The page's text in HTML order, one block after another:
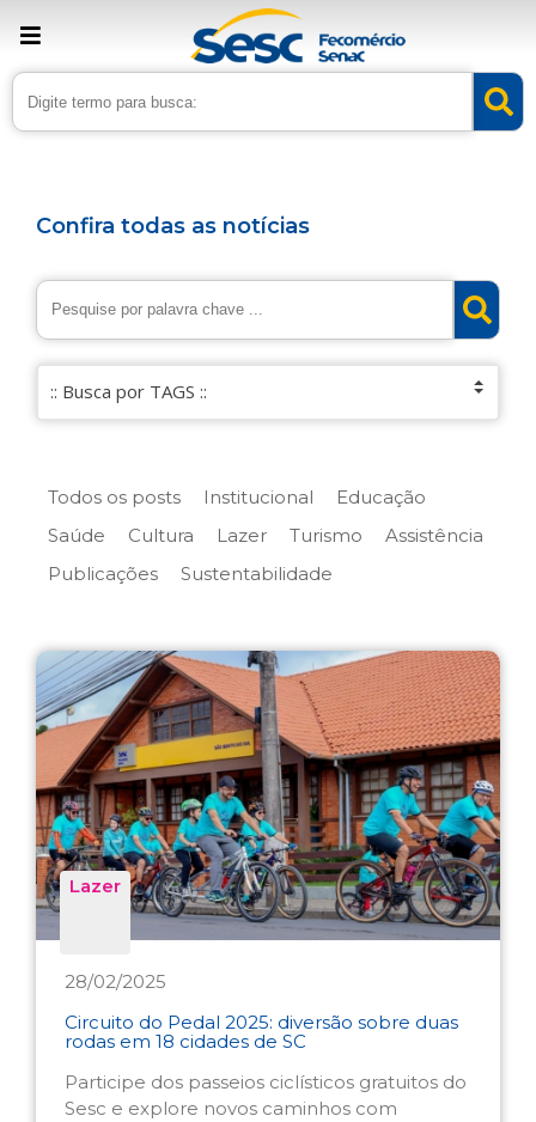
Confira todas as notícias
Todos os posts Institucional
Educação
Saúde
Cultura Lazer Turismo
Assistência
Publicações
Sustentabilidade
Lazer
28/02/2025
Circuito do Pedal 2025: diversão sobre duas
rodas em 18 cidades de SC
Participe dos passeios ciclísticos gratuitos do
Sesc e explore novos caminhos com